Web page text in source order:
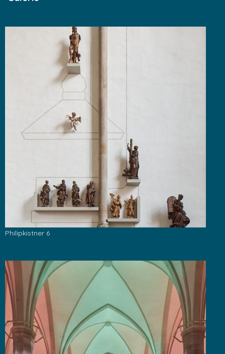
Philipkistner 6